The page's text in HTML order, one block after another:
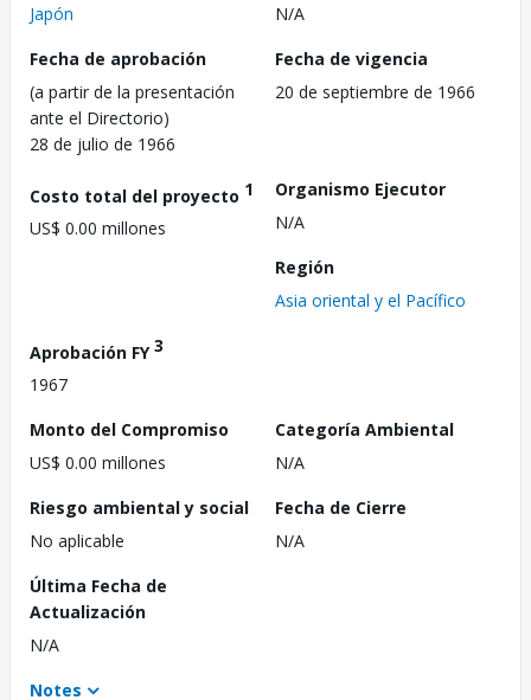
Japón
N/A
Fecha de aprobación
(a partir de la presentación
ante el Directorio)
28 de julio de 1966
Fecha de vigencia
20 de septiembre de 1966
Costo total del proyecto 1
US$ 0.00 millones
Organismo Ejecutor
N/A
Región
Asia oriental y el Pacífico
Aprobación FY3
1967
Monto del Compromiso
US$ 0.00 millones
Categoría Ambiental
N/A
Riesgo ambiental y social
No aplicable
Fecha de Cierre
N/A
Última Fecha de
Actualización
N/A
Notes